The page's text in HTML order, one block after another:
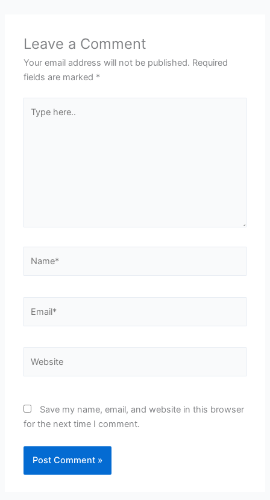
Leave a Comment
Your email address will not be published. Required
fields are marked *
here..
Save my name, email, and website in this browser
for the next time I comment.